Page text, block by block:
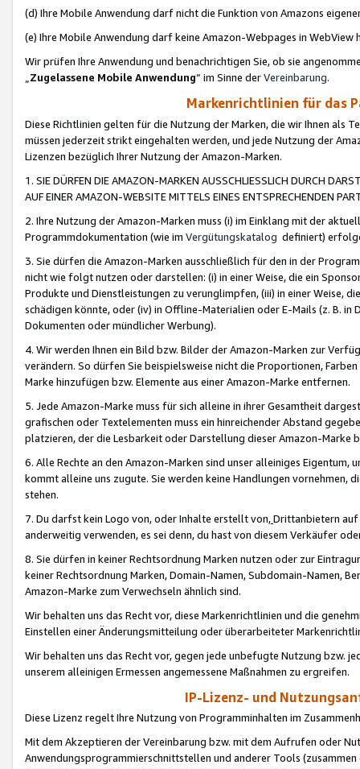
(d) Ihre Mobile Anwendung darf nicht die Funktion von Amazons
(e) Ihre Mobile Anwendung darf keine Amazon-Webpages in WebView
Wir prüfen Ihre Anwendung und benachrichtigen Sie, ob sie
„Zugelassene Mobile Anwendung“ im Sinne derVereinbarung.
Markenrichtlinien für das
Diese Richtlinien gelten für die Nutzung der Marken, die wir Ihnen als
müssen jederzeit strikt eingehalten werden, und jede Nutzung der
Lizenzen bezüglich Ihrer Nutzung der Amazon-Marken.
1. SIE DÜRFEN DIE AMAZON-MARKEN AUSSCHLIESSLICH DURCH
AUF EINER AMAZON-WEBSITE MITTELS EINES ENTSPRECHENDEN
2. Ihre Nutzung der Amazon-Marken muss (i) im Einklang mit der
Programmdokumentation (wie im Vergütungskatalog definiert)
3. Sie dürfen die Amazon-Marken ausschließlich für den in der
nicht wie folgt nutzen oder darstellen: (i) in einer Weise, die ein
Produkte und Dienstleistungen zu verunglimpfen, (iii) in einer Weise,
schädigen könnte, oder (iv) in Offline-Materialien oder E-Mails (z. B. in
Dokumenten oder mündlicher Werbung).
4. Wir werden Ihnen ein Bild bzw. Bilder der Amazon-Marken zur
verändern. So dürfen Sie beispielsweise nicht die Proportionen,
Marke hinzufügen bzw. Elemente aus einer Amazon-Marke entfernen.
5. Jede Amazon-Marke muss für sich alleine in ihrer Gesamtheit
grafischen oder Textelementen muss ein hinreichender Abstand
platzieren, der die Lesbarkeit oder Darstellung dieser Amazon-Marke
6. Alle Rechte an den Amazon-Marken sind unser alleiniges
kommt alleine uns zugute. Sie werden keine Handlungen vornehmen,
stehen.
7. Du darfst kein Logo von, oder Inhalte erstellt von,Drittanbietern auf
anderweitig verwenden, es sei denn, du hast von diesem Verkäufer
8. Sie dürfen in keiner Rechtsordnung Marken nutzen oder zur
keiner Rechtsordnung Marken, Domain-Namen, Subdomain-Namen,
Amazon-Marke zum Verwechseln ähnlich sind.
Wir behalten uns das Recht vor, diese Markenrichtlinien und die
Einstellen einer Änderungsmitteilung oder überarbeiteter
Wir behalten uns das Recht vor, gegen jede unbefugte Nutzung bzw.
unserem alleinigen Ermessen angemessene Maßnahmen zu ergreifen.
IP-Lizenz- und
Diese Lizenz regelt Ihre Nutzung von Programminhalten im
Mit dem Akzeptieren der Vereinbarung bzw. mit dem Aufrufen oder
Anwendungsprogrammierschnittstellen und anderer Tools (zusammen